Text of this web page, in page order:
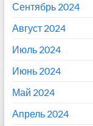
Сентябрь 2024
Август 2024
Июль 2024
Июнь 2024
Май 2024
Апрель 2024